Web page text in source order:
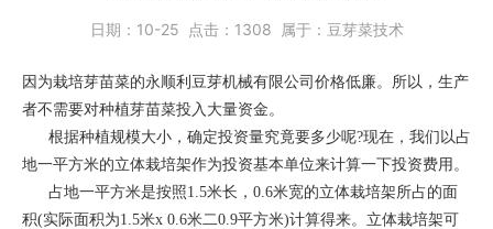
日期： 10-25 点击： 1308 属于： 豆芽菜技术
因为栽培芽苗菜的永顺利豆芽机械有限公司价格低廉。所以，生产
者不需要对种植芽苗菜投入大量资金。
根据种植规模大小，确定投资量究竟要多少呢?现在，我们以占
地一平方米的立体栽培架作为投资基本单位来计算一下投资费用。
占地一平方米是按照1.5米长，0.6米宽的立体栽培架所占的面
积(实际面积为1.5米x 0.6米二0.9平方米)计算得来。立体栽培架可